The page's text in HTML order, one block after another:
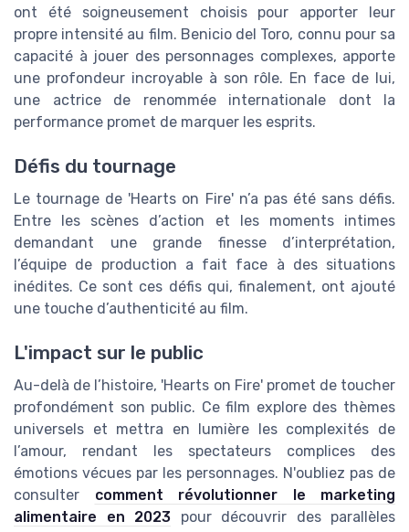
ont été soigneusement choisis pour apporter leur
propre intensité au film. Benicio del Toro, connu pour sa
capacité à jouer des personnages complexes, apporte
une profondeur incroyable à son rôle. En face de lui,
une actrice de renommée internationale dont la
performance promet de marquer les esprits.
Défis du tournage
Le tournage de 'Hearts on Fire' n’a pas été sans défis.
Entre les scènes d’action et les moments intimes
demandant une grande finesse d’interprétation,
l’équipe de production a fait face à des situations
inédites. Ce sont ces défis qui, finalement, ont ajouté
une touche d’authenticité au film.
L'impact sur le public
Au-delà de l’histoire, 'Hearts on Fire' promet de toucher
profondément son public. Ce film explore des thèmes
universels et mettra en lumière les complexités de
l’amour, rendant les spectateurs complices des
émotions vécues par les personnages. N'oubliez pas de
consulter comment révolutionner le marketing
alimentaire en 2023 pour découvrir des parallèles